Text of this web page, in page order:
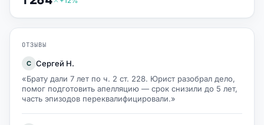
ОТЗЫВЫ
С Сергей Н.
«Брату дали 7 лет по ч. 2 ст. 228. Юрист разобрал дело,
помог подготовить апелляцию — срок снизили до 5 лет,
часть эпизодов переквалифицировали.»